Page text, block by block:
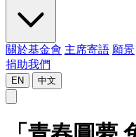
關於基金會 主席寄語 願景
捐助我們
EN 中文